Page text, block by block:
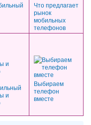
Что предлагает
рынок
мобильных
телефонов
и
Выбираем
телефон
вместе